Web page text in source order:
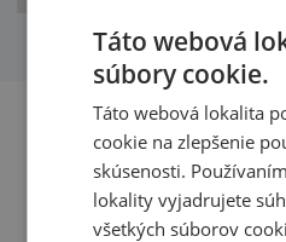
Táto webová
súbory cookie.
Táto webová lokalita
cookie na zlepšenie
skúsenosti.
lokality vyjadrujete
všetkých súborov